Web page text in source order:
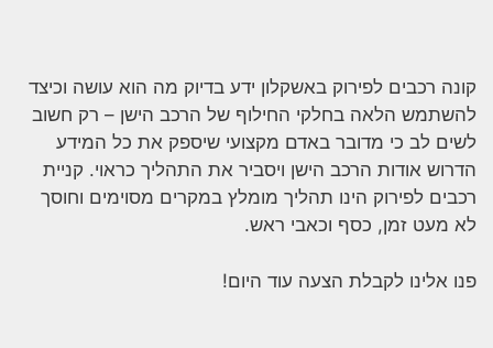
קונה רכבים לפירוק באשקלון ידע בדיוק מה הוא עושה וכיצד
להשתמש הלאה בחלקי החילוף של הרכב הישן – רק חשוב
לשים לב כי מדובר באדם מקצועי שיספק את כל המידע
הדרוש אודות הרכב הישן ויסביר את התהליך כראוי. קניית
רכבים לפירוק הינו תהליך מומלץ במקרים מסוימים וחוסך
לא מעט זמן, כסף וכאבי ראש.
פנו אלינו לקבלת הצעה עוד היום!